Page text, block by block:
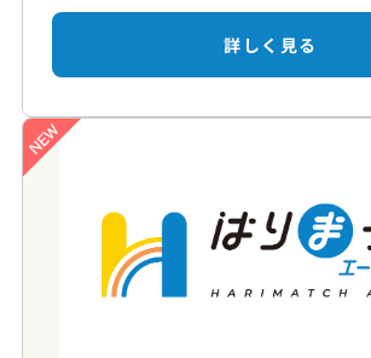
詳しく見る